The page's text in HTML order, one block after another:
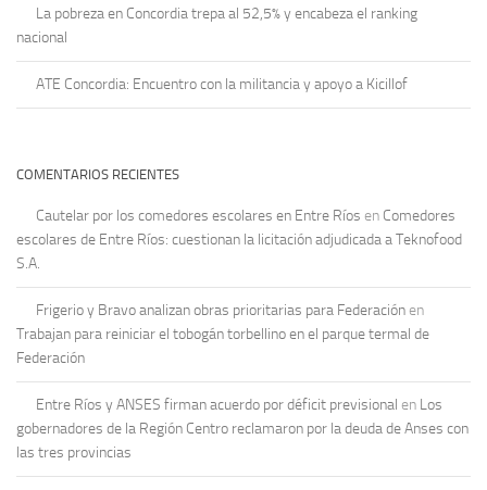
La pobreza en Concordia trepa al 52,5% y encabeza el ranking
nacional
ATE Concordia: Encuentro con la militancia y apoyo a Kicillof
COMENTARIOS RECIENTES
Cautelar por los comedores escolares en Entre Ríos en Comedores
escolares de Entre Ríos: cuestionan la licitación adjudicada a Teknofood
S.A.
Frigerio y Bravo analizan obras prioritarias para Federación en
Trabajan para reiniciar el tobogán torbellino en el parque termal de
Federación
Entre Ríos y ANSES firman acuerdo por déficit previsional en Los
gobernadores de la Región Centro reclamaron por la deuda de Anses con
las tres provincias